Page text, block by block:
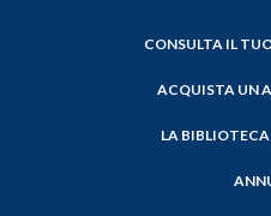
CONSULTA IL
ACQUISTA UN
LA